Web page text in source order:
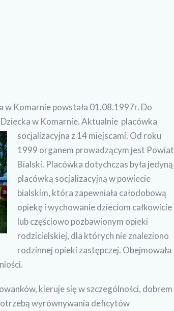
w Komarnie powstała 01.08.1997r. Do
w Komarnie. Aktualnie placówka
socjalizacyjna z 14 miejscami. Od roku
1999 organem prowadzącym jest Powiat
Bialski. Placówka dotychczas była jedyną
placówką socjalizacyjną w powiecie
bialskim, która zapewniała całodobową
opiekę i wychowanie dzieciom całkowicie
lub częściowo pozbawionym opieki
rodzicielskiej, dla których nie znaleziono
rodzinnej opieki zastępczej. Obejmowała
kieruje się w szczególności, dobrem
wyrównywania deficytów